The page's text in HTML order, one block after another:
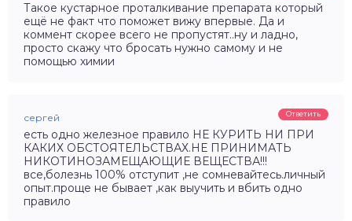
Такое кустарное проталкивание препарата который
ещё не факт что поможет вижу впервые. Да и
коммент скорее всего не пропустят..ну и ладно,
просто скажу что бросать нужно самому и не
помощью химии
сергей Ответить
есть одно железное правило НЕ КУРИТЬ НИ ПРИ
КАКИХ ОБСТОЯТЕЛЬСТВАХ.НЕ ПРИНИМАТЬ
НИКОТИНОЗАМЕЩАЮЩИЕ ВЕЩЕСТВА!!!
все,болезнь 100% отступит ,не сомневайтесь.личный
опыт.проще не бывает ,как выучить и вбить одно
правило